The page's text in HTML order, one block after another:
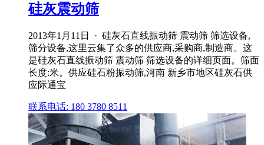
硅灰震动筛
2013年1月11日 · 硅灰石直线振动筛 震动筛 筛选设备,
筛分设备,这里云集了众多的供应商,采购商,制造商。这
是硅灰石直线振动筛 震动筛 筛选设备的详细页面。筛面
长度:米。供应硅石粉振动筛,河南 新乡市地区硅灰石供
应际通宝
联系电话: 180 3780 8511